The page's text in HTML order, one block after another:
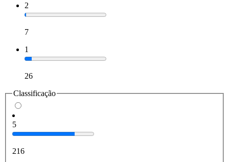
2
7
1
26
Classificação
5
216